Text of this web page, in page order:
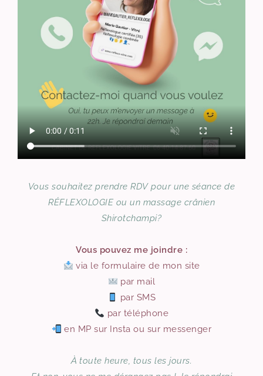
Vous souhaitez prendre RDV pour une séance de
RÉFLEXOLOGIE ou un massage crânien
Shirotchampi?
Vous pouvez me joindre :
via le formulaire de mon site
par mail
par SMS
par téléphone
en MP sur Insta ou sur messenger
À toute heure, tous les jours.